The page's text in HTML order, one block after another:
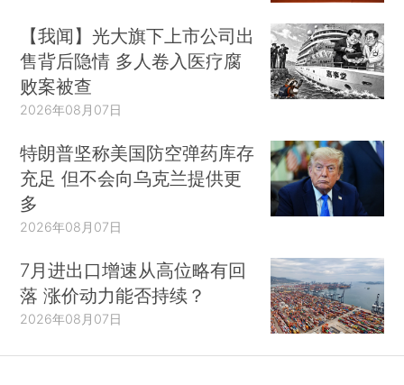
【我闻】光大旗下上市公司出
售背后隐情 多人卷入医疗腐
败案被查
2026年08月07日
特朗普坚称美国防空弹药库存
充足 但不会向乌克兰提供更
多
2026年08月07日
7月进出口增速从高位略有回
落 涨价动力能否持续？
2026年08月07日